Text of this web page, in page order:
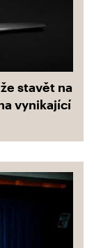
stavět na
vynikající